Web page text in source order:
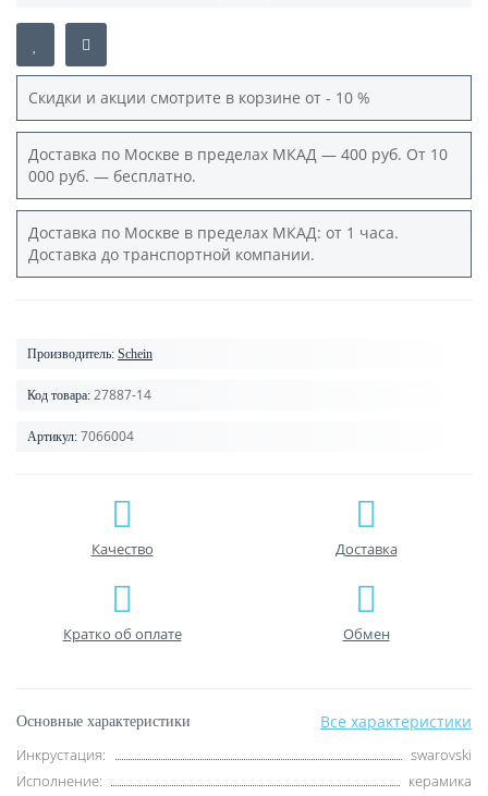
Скидки и акции смотрите в корзине от - 10 %
Доставка по Москве в пределах МКАД — 400 руб. От 10
000 руб. — бесплатно.
Доставка по Москве в пределах МКАД: от 1 часа.
Доставка до транспортной компании.
Производитель: Schein
Код товара: 27887-14
Артикул: 7066004
Качество Доставка
Кратко об оплате Обмен
Основные характеристики Все характеристики
Инкрустация:
swarovski
Исполнение:
керамика